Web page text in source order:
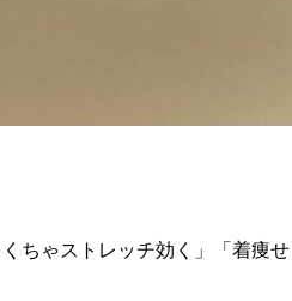
ちゃストレッチ効く」「着痩せ